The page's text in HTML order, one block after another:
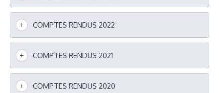
COMPTES RENDUS 2022
COMPTES RENDUS 2021
COMPTES RENDUS 2020